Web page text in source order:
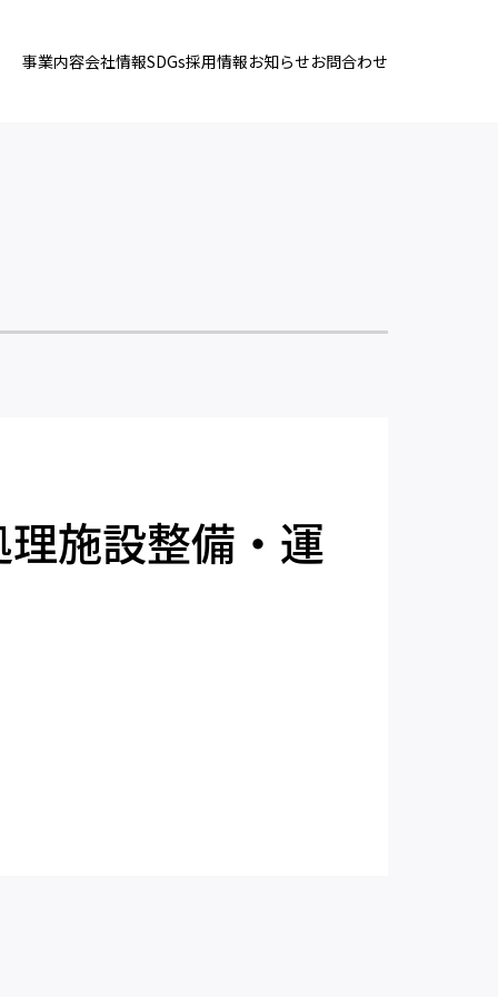
事業内容会社情報SDGs採用情報お知らせお問合わせ
施設整備・運